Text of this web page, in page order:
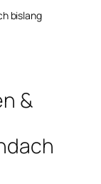
bislang
&